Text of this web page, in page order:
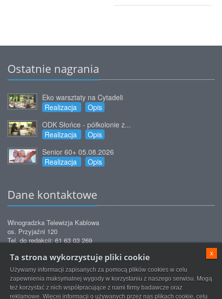
Ostatnie nagrania
Eko warsztaty na Cytadeli
Realizacja
Opis
ODK Słońce - półkolonie z...
Realizacja
Opis
Senior 60+ 05.08.2026
Realizacja
Opis
Dane kontaktowe
Winogradzka Telewizja Kablowa
os. Przyjaźni 120
Tel. do redakcji: 61 63 03 269
Tel. do biura obsługi: 61 63 03 272
Tel. do serwisu: 61 63 03 872
Email:redakcja@tvkwinogrady.pl
Ta strona wykorzystuje pliki cookie
Używamy informacji zapisanych za pomocą plików cookies w celu
zapewnienia maksymalnej wygody w korzystaniu z naszego serwisu. Mogą
też korzystać z nich współpracujące z nami firmy badawcze oraz
reklamowe. Więcej informacji o używanych przez nas plikach cookie, celu
x